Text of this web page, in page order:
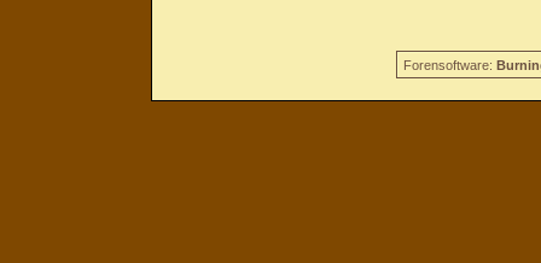
Forensoftware: